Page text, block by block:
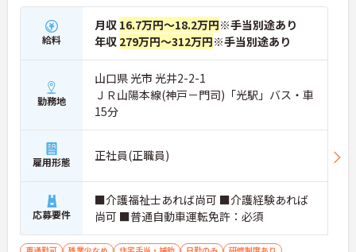
給料
月収 16.7万円～18.2万円※手当別途あり
年収 279万円～312万円※手当別途あり
勤務地
山口県 光市 光井2-2-1
ＪＲ山陽本線(神戸－門司)「光駅」バス・車
15分
雇用形態 正社員(正職員)
応募要件
■介護福祉士あれば尚可 ■介護経験あれば
尚可 ■普通自動車運転免許：必須